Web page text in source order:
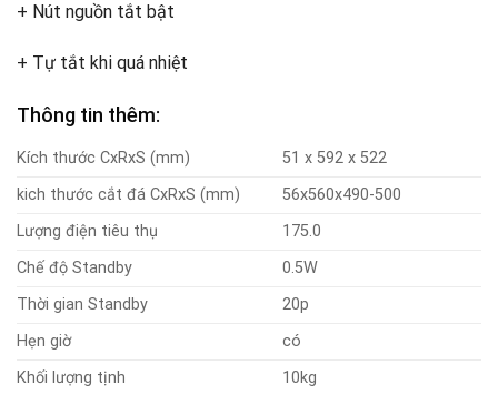
+ Nút nguồn tắt bật
+ Tự tắt khi quá nhiệt
Thông tin thêm:
Kích thước CxRxS (mm)
51 x 592 x 522
kich thước cắt đá CxRxS (mm)
56x560x490-500
Lượng điện tiêu thụ
175.0
Chế độ Standby
0.5W
Thời gian Standby
20p
Hẹn giờ
có
Khối lượng tịnh
10kg